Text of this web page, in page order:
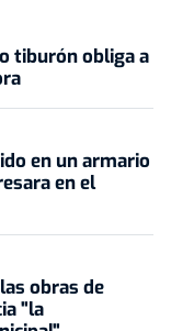
tiburón obliga a
en un armario
en el
obras de
"la